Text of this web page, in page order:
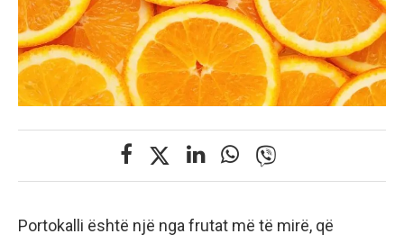
Portokalli është një nga frutat më të mirë, që